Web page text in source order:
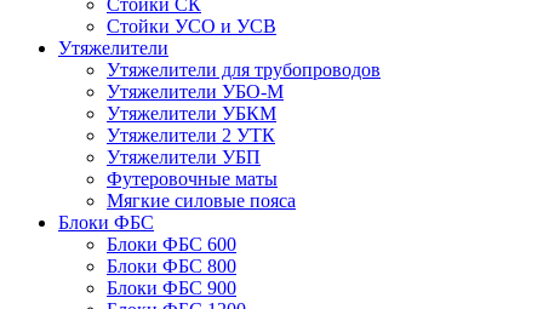
Стойки СК
Стойки УСО и УСВ
Утяжелители
Утяжелители для трубопроводов
Утяжелители УБО-М
Утяжелители УБКМ
Утяжелители 2 УТК
Утяжелители УБП
Футеровочные маты
Мягкие силовые пояса
Блоки ФБС
Блоки ФБС 600
Блоки ФБС 800
Блоки ФБС 900